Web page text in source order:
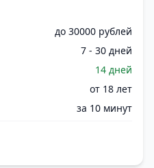
до 30000 рублей
7 - 30 дней
14 дней
от 18 лет
за 10 минут